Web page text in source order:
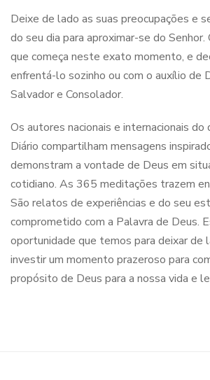
Deixe de lado as suas preocupações e
do seu dia para aproximar-se do
que começa neste exato momento, e
enfrentá-lo sozinho ou com o auxílio de
Salvador e Consolador.
Os autores nacionais e internacionais do
Diário compartilham mensagens
demonstram a vontade de Deus em
cotidiano. As 365 meditações trazem
São relatos de experiências e do seu
comprometido com a Palavra de Deus.
oportunidade que temos para deixar de
investir um momento prazeroso para
propósito de Deus para a nossa vida e